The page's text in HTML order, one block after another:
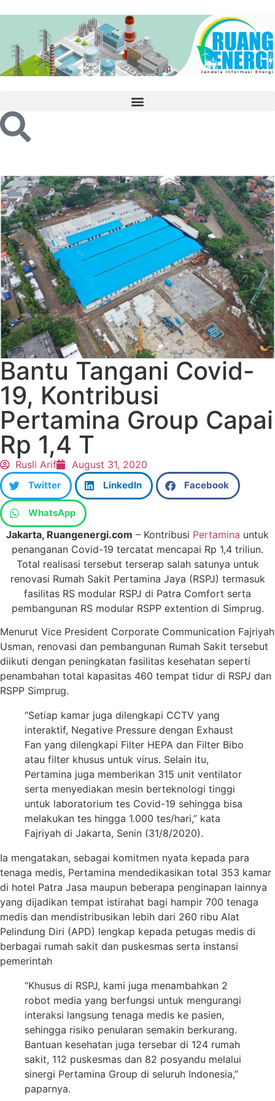
Bantu Tangani Covid-
19, Kontribusi
Pertamina Group Capai
Rp 1,4 T
Rusli Arif August 31, 2020
Twitter LinkedIn Facebook
WhatsApp
Jakarta, Ruangenergi.com – Kontribusi Pertamina untuk
penanganan Covid-19 tercatat mencapai Rp 1,4 triliun.
Total realisasi tersebut terserap salah satunya untuk
renovasi Rumah Sakit Pertamina Jaya (RSPJ) termasuk
fasilitas RS modular RSPJ di Patra Comfort serta
pembangunan RS modular RSPP extention di Simprug.
Menurut Vice President Corporate Communication Fajriyah
Usman, renovasi dan pembangunan Rumah Sakit tersebut
diikuti dengan peningkatan fasilitas kesehatan seperti
penambahan total kapasitas 460 tempat tidur di RSPJ dan
RSPP Simprug.
“Setiap kamar juga dilengkapi CCTV yang
interaktif, Negative Pressure dengan Exhaust
Fan yang dilengkapi Filter HEPA dan Filter Bibo
atau filter khusus untuk virus. Selain itu,
Pertamina juga memberikan 315 unit ventilator
serta menyediakan mesin berteknologi tinggi
untuk laboratorium tes Covid-19 sehingga bisa
melakukan tes hingga 1.000 tes/hari,” kata
Fajriyah di Jakarta, Senin (31/8/2020).
Ia mengatakan, sebagai komitmen nyata kepada para
tenaga medis, Pertamina mendedikasikan total 353 kamar
di hotel Patra Jasa maupun beberapa penginapan lainnya
yang dijadikan tempat istirahat bagi hampir 700 tenaga
medis dan mendistribusikan lebih dari 260 ribu Alat
Pelindung Diri (APD) lengkap kepada petugas medis di
berbagai rumah sakit dan puskesmas serta instansi
pemerintah
“Khusus di RSPJ, kami juga menambahkan 2
robot media yang berfungsi untuk mengurangi
interaksi langsung tenaga medis ke pasien,
sehingga risiko penularan semakin berkurang.
Bantuan kesehatan juga tersebar di 124 rumah
sakit, 112 puskesmas dan 82 posyandu melalui
sinergi Pertamina Group di seluruh Indonesia,”
paparnya.